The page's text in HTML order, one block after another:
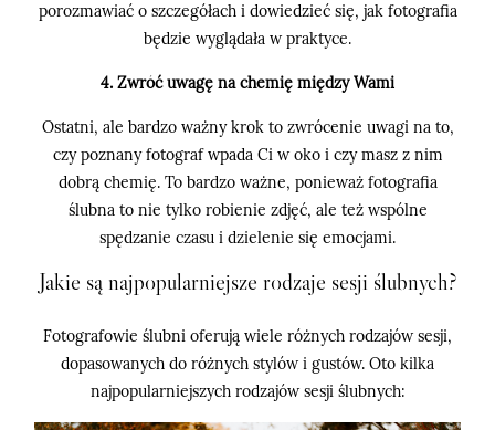
porozmawiać o szczegółach i dowiedzieć się, jak fotografia
będzie wyglądała w praktyce.
4. Zwróć uwagę na chemię między Wami
Ostatni, ale bardzo ważny krok to zwrócenie uwagi na to,
czy poznany fotograf wpada Ci w oko i czy masz z nim
dobrą chemię. To bardzo ważne, ponieważ fotografia
ślubna to nie tylko robienie zdjęć, ale też wspólne
spędzanie czasu i dzielenie się emocjami.
Jakie są najpopularniejsze rodzaje sesji ślubnych?
Fotografowie ślubni oferują wiele różnych rodzajów sesji,
dopasowanych do różnych stylów i gustów. Oto kilka
najpopularniejszych rodzajów sesji ślubnych: